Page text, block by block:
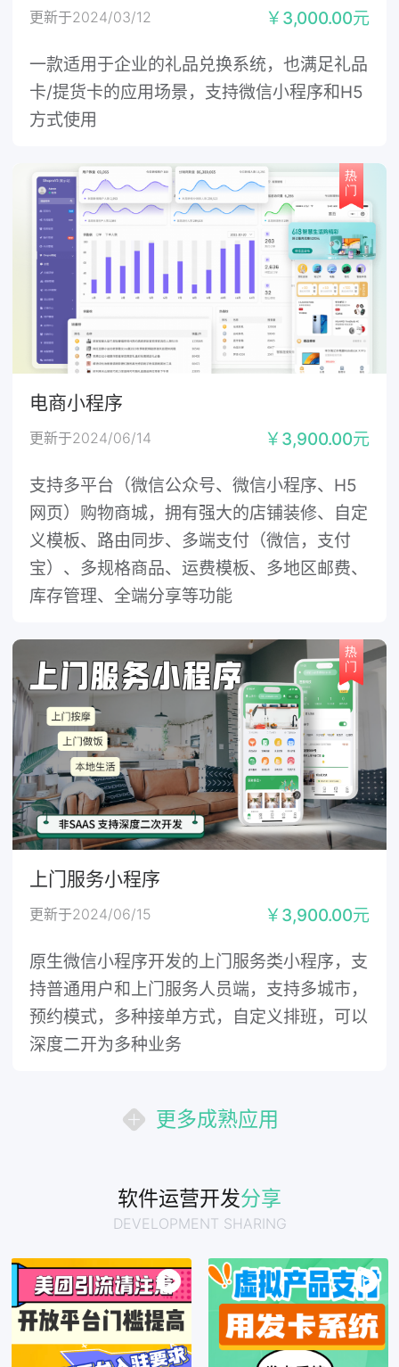
更新于2024/03/12 ￥3,000.00元
一款适用于企业的礼品兑换系统，也满足礼品
卡/提货卡的应用场景，支持微信小程序和H5
方式使用
电商小程序
更新于2024/06/14 ￥3,900.00元
支持多平台（微信公众号、微信小程序、H5
网页）购物商城，拥有强大的店铺装修、自定
义模板、路由同步、多端支付（微信，支付
宝）、多规格商品、运费模板、多地区邮费、
库存管理、全端分享等功能
上门服务小程序
更新于2024/06/15 ￥3,900.00元
原生微信小程序开发的上门服务类小程序，支
持普通用户和上门服务人员端，支持多城市，
预约模式，多种接单方式，自定义排班，可以
深度二开为多种业务
更多成熟应用
软件运营开发分享
DEVELOPMENT SHARING